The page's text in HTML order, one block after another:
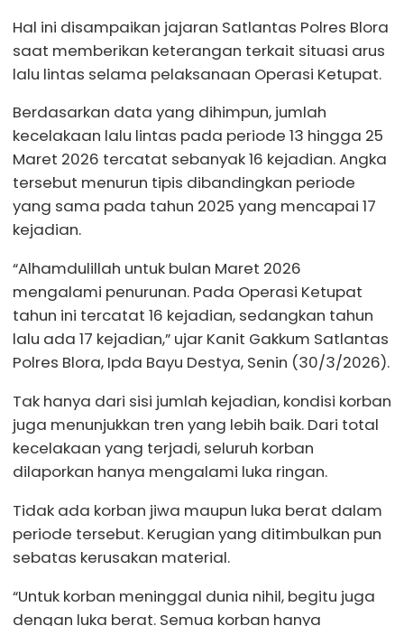
Hal ini disampaikan jajaran Satlantas Polres Blora
saat memberikan keterangan terkait situasi arus
lalu lintas selama pelaksanaan Operasi Ketupat.
Berdasarkan data yang dihimpun, jumlah
kecelakaan lalu lintas pada periode 13 hingga 25
Maret 2026 tercatat sebanyak 16 kejadian. Angka
tersebut menurun tipis dibandingkan periode
yang sama pada tahun 2025 yang mencapai 17
kejadian.
“Alhamdulillah untuk bulan Maret 2026
mengalami penurunan. Pada Operasi Ketupat
tahun ini tercatat 16 kejadian, sedangkan tahun
lalu ada 17 kejadian,” ujar Kanit Gakkum Satlantas
Polres Blora, Ipda Bayu Destya, Senin (30/3/2026).
Tak hanya dari sisi jumlah kejadian, kondisi korban
juga menunjukkan tren yang lebih baik. Dari total
kecelakaan yang terjadi, seluruh korban
dilaporkan hanya mengalami luka ringan.
Tidak ada korban jiwa maupun luka berat dalam
periode tersebut. Kerugian yang ditimbulkan pun
sebatas kerusakan material.
“Untuk korban meninggal dunia nihil, begitu juga
dengan luka berat. Semua korban hanya